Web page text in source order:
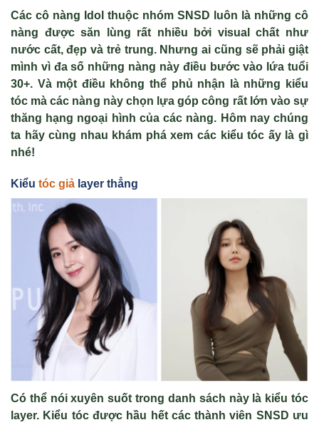
Các cô nàng Idol thuộc nhóm SNSD luôn là những cô
nàng được săn lùng rất nhiều bởi visual chất như
nước cất, đẹp và trẻ trung. Nhưng ai cũng sẽ phải giật
mình vì đa số những nàng này điều bước vào lứa tuổi
30+. Và một điều không thể phủ nhận là những kiểu
tóc mà các nàng này chọn lựa góp công rất lớn vào sự
thăng hạng ngoại hình của các nàng. Hôm nay chúng
ta hãy cùng nhau khám phá xem các kiểu tóc ấy là gì
nhé!
Kiểu tóc giả layer thẳng
Có thể nói xuyên suốt trong danh sách này là kiểu tóc
layer. Kiểu tóc được hầu hết các thành viên SNSD ưu